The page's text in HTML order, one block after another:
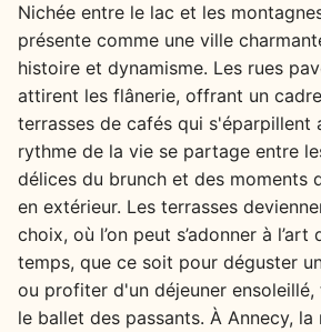
Nichée entre le lac et les
présente comme une ville
histoire et dynamisme. Les rues
attirent les flânerie, offrant un
terrasses de cafés qui s'éparpillent
rythme de la vie se partage entre
délices du brunch et des moments
en extérieur. Les terrasses
choix, où l’on peut s’adonner à
temps, que ce soit pour déguster
ou profiter d'un déjeuner
le ballet des passants. À Annecy,